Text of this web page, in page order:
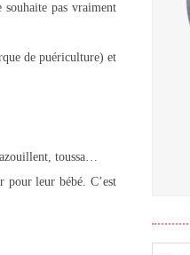
pas vraiment
de puériculture) et
toussa…
pour leur bébé. C’est